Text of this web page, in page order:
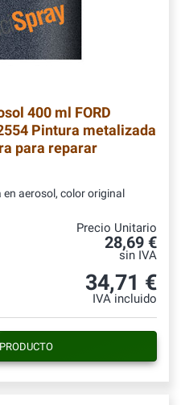
400 ml FORD
Pintura metalizada
para reparar
aerosol, color original
Precio Unitario
28,69 €
sin IVA
34,71 €
IVA incluido